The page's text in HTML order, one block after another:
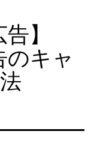
】
キャ